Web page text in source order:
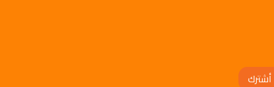
أشترك